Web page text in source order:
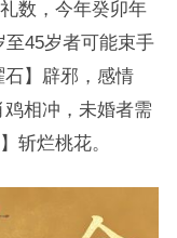
数，今年癸卯年
45岁者可能束手
】辟邪，感情
鸡相冲，未婚者需
斩烂桃花。